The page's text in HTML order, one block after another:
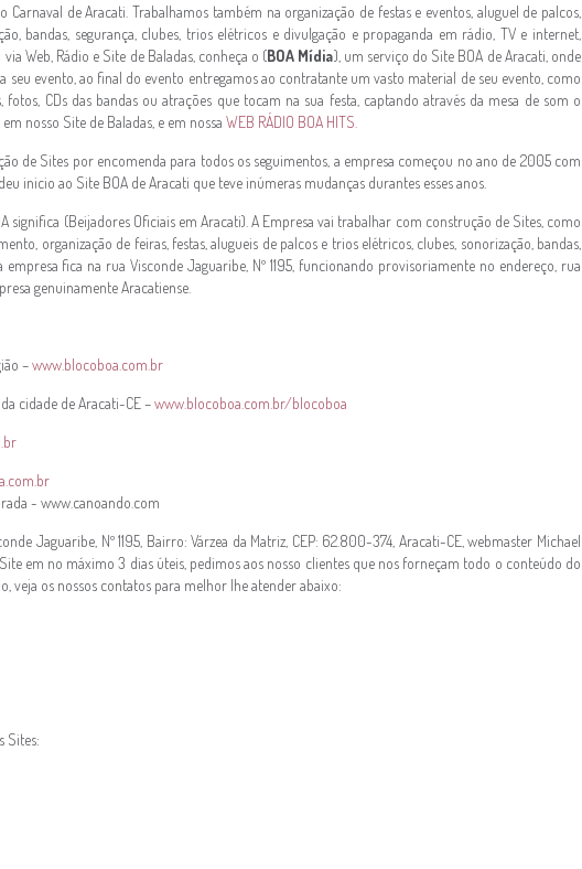
Carnaval de Aracati. Trabalhamos também na organização de festas e eventos, aluguel de palcos,
bandas, segurança, clubes, trios elétricos e divulgação e propaganda em rádio, TV e internet,
Web, Rádio e Site de Baladas, conheça o (BOA Mídia), um serviço do Site BOA de Aracati, onde
seu evento, ao final do evento entregamos ao contratante um vasto material de seu evento, como
fotos, CDs das bandas ou atrações que tocam na sua festa, captando através da mesa de som o
nosso Site de Baladas, e em nossa WEB RÁDIO BOA HITS.
de Sites por encomenda para todos os seguimentos, a empresa começou no ano de 2005 com
inicio ao Site BOA de Aracati que teve inúmeras mudanças durantes esses anos.
(Beijadores Oficiais em Aracati). A Empresa vai trabalhar com construção de Sites, como
organização de feiras, festas, alugueis de palcos e trios elétricos, clubes, sonorização, bandas,
fica na rua Visconde Jaguaribe, Nº 1195, funcionando provisoriamente no endereço, rua
genuinamente Aracatiense.
–www.blocoboa.com.br
cidade de Aracati-CE –www.blocoboa.com.br/blocoboa
- www.canoando.com
Jaguaribe, Nº 1195, Bairro: Várzea da Matriz, CEP: 62.800-374, Aracati-CE, webmaster Michael
em no máximo 3 dias úteis, pedimos aos nosso clientes que nos forneçam todo o conteúdo do
veja os nossos contatos para melhor lhe atender abaixo:
Sites: